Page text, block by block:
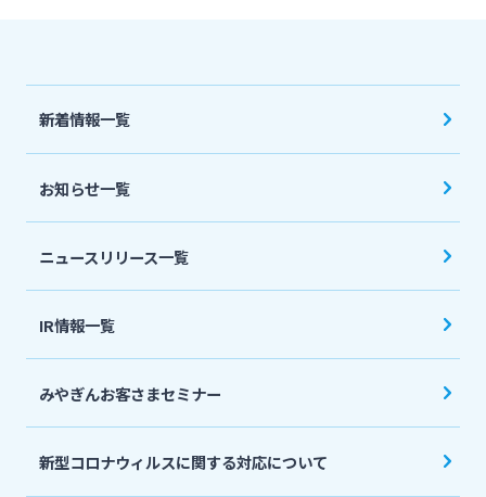
株主・投資家の皆さま
採用情報
お問い合わせ先一覧
新着情報一覧
お知らせ一覧
ニュースリリース一覧
IR情報一覧
みやぎんお客さまセミナー
新型コロナウィルスに関する対応について